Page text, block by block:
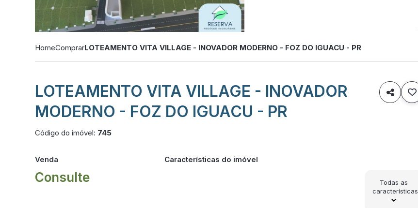
HomeComprarLOTEAMENTO VITA VILLAGE - INOVADOR MODERNO - FOZ DO IGUACU - PR
LOTEAMENTO VITA VILLAGE - INOVADOR
MODERNO - FOZ DO IGUACU - PR

Código do imóvel: 745
Venda
Consulte
Características do imóvel
Todas as
características